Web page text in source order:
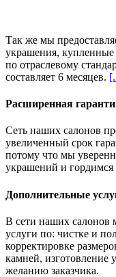
Так же мы
украшения,
по отраслевому
составляет 6 месяцев.
Расширенная
Сеть наших салонов
увеличенный срок
потому что мы
украшений и
Дополнительные
В сети наших салонов
услуги по: чистке и
корректировке
камней,
желанию заказчика.